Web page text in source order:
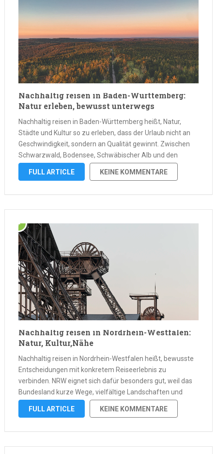
Nachhaltig reisen in Baden-Württemberg:
Natur erleben, bewusst unterwegs
Nachhaltig reisen in Baden-Württemberg heißt, Natur,
Städte und Kultur so zu erleben, dass der Urlaub nicht an
Geschwindigkeit, sondern an Qualität gewinnt. Zwischen
Schwarzwald, Bodensee, Schwäbischer Alb und den
historischen Städten des Landes liegen kurze Wege, große
Landschaften und viele Möglichkeiten, bewusst unterwegs
FULL ARTICLE KEINE KOMMENTARE
Nachhaltig reisen in Nordrhein-Westfalen:
Natur, Kultur,Nähe
Nachhaltig reisen in Nordrhein-Westfalen heißt, bewusste
Entscheidungen mit konkretem Reiseerlebnis zu
verbinden. NRW eignet sich dafür besonders gut, weil das
Bundesland kurze Wege, vielfältige Landschaften und
zahlreiche nachhaltige Ausflugsziele zusammenführt. Wer
nachhaltig reisen in NRW plant, kann Natur, Kultur und
FULL ARTICLE KEINE KOMMENTARE